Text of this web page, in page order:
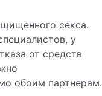
секса.
у
от средств
обоим партнерам.